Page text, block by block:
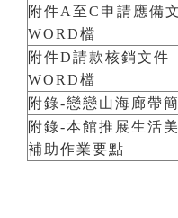
附件A至C申請應備
WORD檔
附件D請款核銷文件
WORD檔
附錄-戀戀山海廊帶
附錄-本館推展生活
補助作業要點